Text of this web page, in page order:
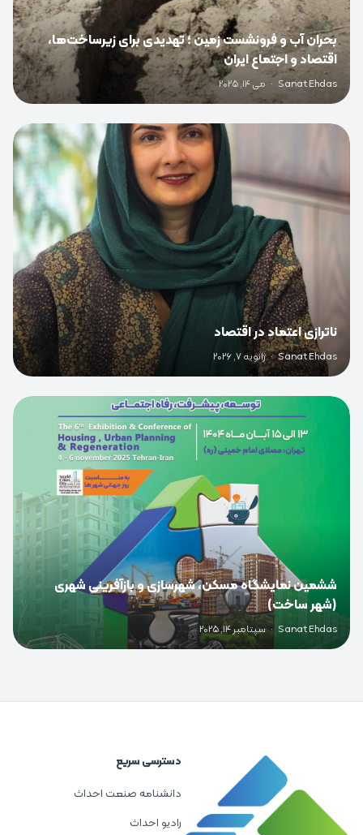
بحران آب و فرونشست زمین ؛ تهدیدی برای زیرساخت‌ها،
اقتصاد و اجتماع ایران
Sanat Ehdas
· می 14, 2025
ناترازی اعتماد در اقتصاد
Sanat Ehdas
· ژانویه 7, 2026
0
ششمین نمایشگاه مسکن، شهرسازی و بازآفرینی شهری
(شهر ساخت)
Sanat Ehdas
· سپتامبر 14, 2025
دسترسی سریع
دانشنامه صنعت احداث
رادیو احداث